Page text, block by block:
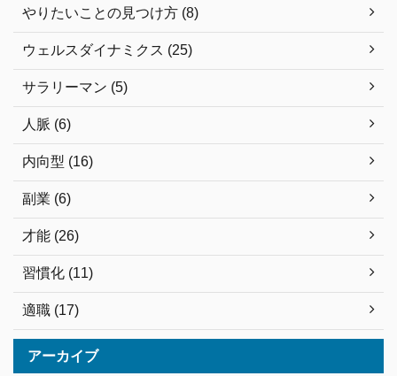
やりたいことの見つけ方 (8)
ウェルスダイナミクス (25)
サラリーマン (5)
人脈 (6)
内向型 (16)
副業 (6)
才能 (26)
習慣化 (11)
適職 (17)
アーカイブ